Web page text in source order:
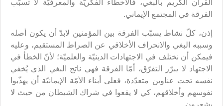
القرآن الكريم بالبغي، فالأخطاء الفكريّة والمعرفيّة لا تسبّب
الفرقة في المجتمع الإيماني.
إذن، كلّ نشاط يسبّب الفرقة بين المؤمنين لابدّ أن يكون أصله
وسببه البغي والانحراف الأخلاقي عن الصراط المستقيم، وعليه
فيمكن أن نختلف في الاجتهادات الدينيّة والعلميّة؛ لأنّ الخطأ في
الاجتهاد لا يبرّر التفرّق، أمّا الفرقة فهي ناتج البغي الذي يُخفي
نفسه تحت عناوين متعدّدة، فعلى أبناء الأمّة الإيمانيّة أن يهذّبوا
نفوسهم وأخلاقهم، كي لا يقعوا في شراك الشيطان من حيث لا